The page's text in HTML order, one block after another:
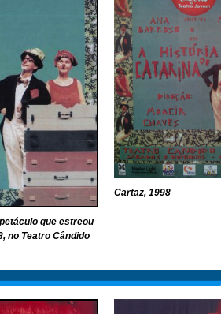
Cartaz, 1998
que estreou
no Teatro Cândido